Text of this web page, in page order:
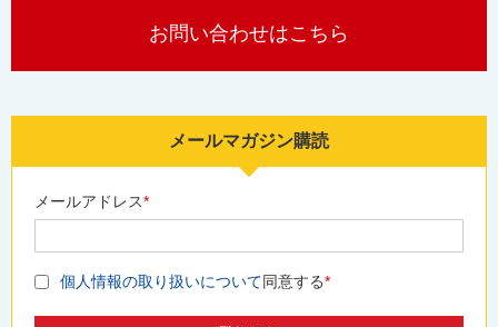
お問い合わせはこちら
メールマガジン購読
メールアドレス*
個人情報の取り扱いについて同意する*